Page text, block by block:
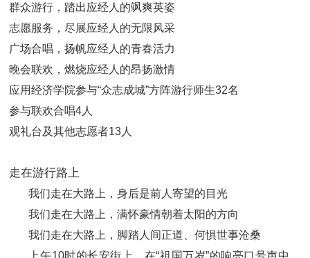
群众游行，踏出应经人的飒爽英姿
志愿服务，尽展应经人的无限风采
广场合唱，扬帆应经人的青春活力
晚会联欢，燃烧应经人的昂扬激情
应用经济学院参与“众志成城”方阵游行师生32名
参与联欢合唱4人
观礼台及其他志愿者13人
走在游行路上
我们走在大路上，身后是前人寄望的目光
我们走在大路上，满怀豪情朝着太阳的方向
我们走在大路上，脚踏人间正道、何惧世事沧桑
上午10时的长安街上，在“祖国万岁”的响亮口号声中，